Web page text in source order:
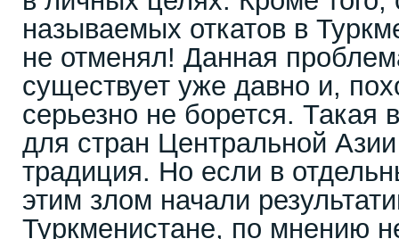
называемых откатов в
не отменял! Данная
существует уже давно и,
серьезно не борется. Такая
для стран Центральной
традиция. Но если в
этим злом начали
Туркменистане, по мнению